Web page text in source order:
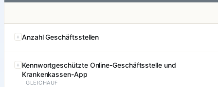
Anzahl Geschäftsstellen
Kennwortgeschützte Online-Geschäftsstelle und
Krankenkassen-App
GLEICHAUF